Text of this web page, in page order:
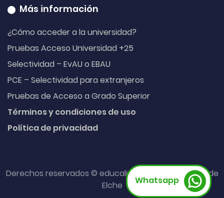
Whatsapp
Más información
¿Cómo acceder a la universidad?
Pruebas Acceso Universidad +25
Selectividad – EvAU o EBAU
PCE – Selectividad para extranjeros
Pruebas de Acceso a Grado Superior
Términos y condiciones de uso
Política de privacidad
Derechos reservados © educalive. Hecho con
desde
Elche